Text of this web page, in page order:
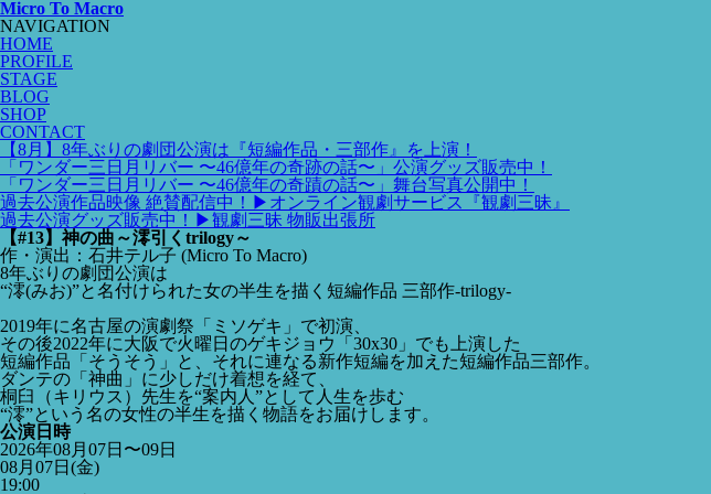
Micro To Macro
NAVIGATION
HOME
PROFILE
STAGE
BLOG
SHOP
CONTACT
【8月】8年ぶりの劇団公演は『短編作品・三部作』を上演！
「ワンダー三日月リバー 〜46億年の奇跡の話〜」公演グッズ販売中！
「ワンダー三日月リバー 〜46億年の奇蹟の話〜」舞台写真公開中！
過去公演作品映像 絶賛配信中！▶︎オンライン観劇サービス『観劇三昧』
過去公演グッズ販売中！▶︎観劇三昧 物販出張所
【#13】神の曲～澪引くtrilogy～
作・演出：石井テル子 (Micro To Macro)
8年ぶりの劇団公演は
“澪(みお)”と名付けられた女の半生を描く短編作品 三部作-trilogy-
2019年に名古屋の演劇祭「ミソゲキ」で初演、
その後2022年に大阪で火曜日のゲキジョウ「30x30」でも上演した
短編作品「そうそう」と、それに連なる新作短編を加えた短編作品三部作。
ダンテの「神曲」に少しだけ着想を経て、
桐臼（キリウス）先生を“案内人”として人生を歩む
“澪”という名の女性の半生を描く物語をお届けします。
公演日時
2026年08月07日〜09日
08月07日(金)
19:00